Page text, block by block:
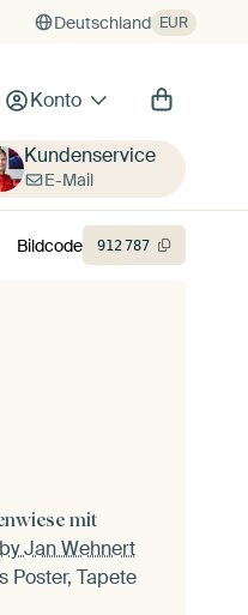
Deutschland EUR
Konto
Kundenservice
E-Mail
mit
Jan Wehnert
Poster, Tapete
Bildcode 912787